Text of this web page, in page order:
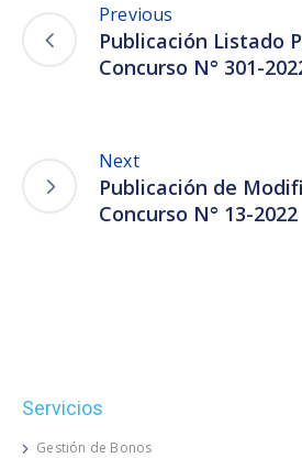
Previous
Publicación Listado
Concurso N° 301-
Next
Publicación de
Concurso N° 13-2022
Servicios
Gestión de Bonos